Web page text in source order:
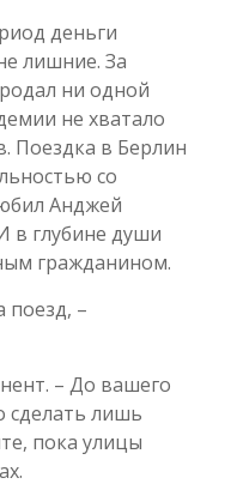
деньги
лишние. За
ни одной
не хватало
Поездка в Берлин
со
Анджей
в глубине души
гражданином.
поезд, –
– До вашего
сделать лишь
пока улицы